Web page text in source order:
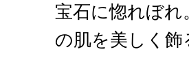
宝石に惚れぼれ
の肌を美しく飾